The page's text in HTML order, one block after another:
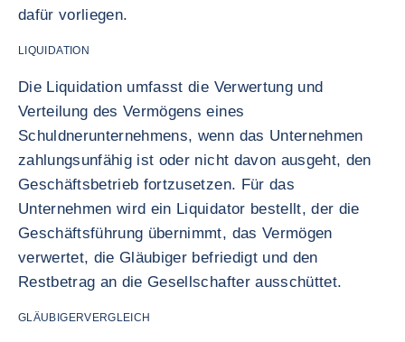
dafür vorliegen.
LIQUIDATION
Die Liquidation umfasst die Verwertung und
Verteilung des Vermögens eines
Schuldnerunternehmens, wenn das Unternehmen
zahlungsunfähig ist oder nicht davon ausgeht, den
Geschäftsbetrieb fortzusetzen. Für das
Unternehmen wird ein Liquidator bestellt, der die
Geschäftsführung übernimmt, das Vermögen
verwertet, die Gläubiger befriedigt und den
Restbetrag an die Gesellschafter ausschüttet.
GLÄUBIGERVERGLEICH